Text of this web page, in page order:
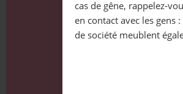
cas de gêne, rappelez-
en contact avec les gens
de société meublent